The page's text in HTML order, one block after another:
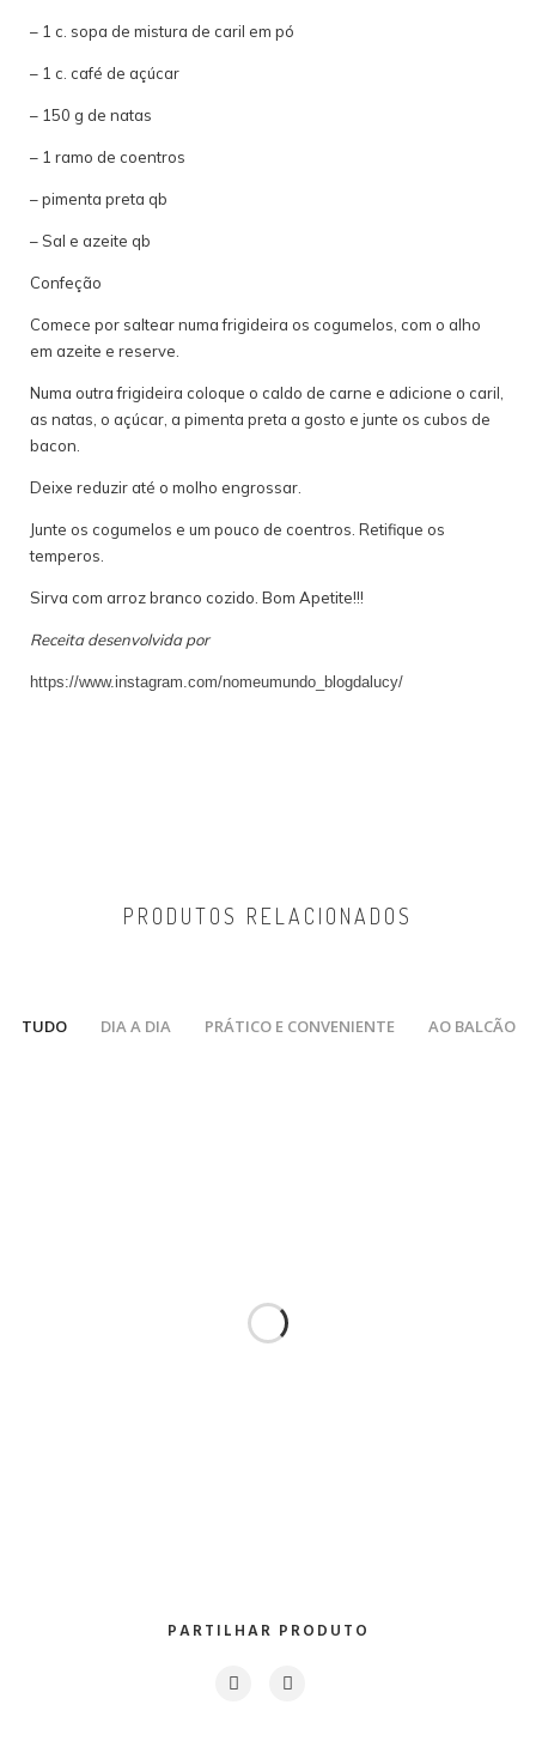
– 1 c. sopa de mistura de caril em pó
– 1 c. café de açúcar
– 150 g de natas
– 1 ramo de coentros
– pimenta preta qb
– Sal e azeite qb
Confeção
Comece por saltear numa frigideira os cogumelos, com o alho
em azeite e reserve.
Numa outra frigideira coloque o caldo de carne e adicione o caril,
as natas, o açúcar, a pimenta preta a gosto e junte os cubos de
bacon.
Deixe reduzir até o molho engrossar.
Junte os cogumelos e um pouco de coentros. Retifique os
temperos.
Sirva com arroz branco cozido. Bom Apetite!!!
Receita desenvolvida por
https://www.instagram.com/nomeumundo_blogdalucy/
PRODUTOS RELACIONADOS
TUDO DIA A DIA PRÁTICO E CONVENIENTE AO BALCÃO
PARTILHAR PRODUTO